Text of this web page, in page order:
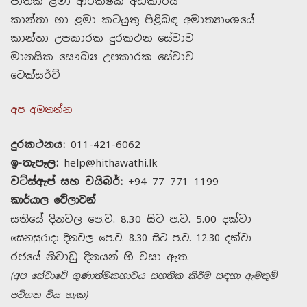
කාන්තා හා ළමා කටයුතු පිළිබඳ අමාත්‍යාංශයේ
කාන්තා උපකාරක දුරකථන සේවාව
මානසික සෞඛ්‍ය උපකාරක සේවාව
ටෙක්සර්ට්
අප අමතන්න
දුරකථනය: 011-421-6062
ඉ-තැපෑල: help@hithawathi.lk
වට්ස්ඇප් සහ වයිබර්: +94 77 771 1199
කාර්යාල වේලාවන්
සතියේ දිනවල පෙ.ව. 8.30 සිට ප.ව. 5.00 දක්වා
සෙනසුරාදා දිනවල පෙ.ව. 8.30 සිට ප.ව. 12.30 දක්වා
රජයේ නිවාඩු දිනයන් හි වසා ඇත.
(අප සේවාවේ ගුණාත්මකභාවය සහතික කිරීම සඳහා ඇමතුම්
පටිගත විය හැක)